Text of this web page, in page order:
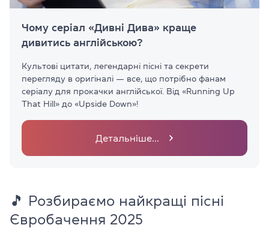
Чому серіал «Дивні Дива» краще
дивитись англійською?
Культові цитати, легендарні пісні та секрети
перегляду в оригіналі — все, що потрібно фанам
серіалу для прокачки англійської. Від «Running Up
That Hill» до «Upside Down»!
Детальніше...
🎵 Розбираємо найкращі пісні
Євробачення 2025